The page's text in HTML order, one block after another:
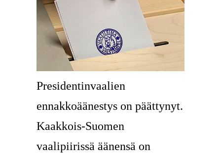
Presidentinvaalien
ennakkoäänestys on päättynyt.
Kaakkois-Suomen
vaalipiirissä äänensä on